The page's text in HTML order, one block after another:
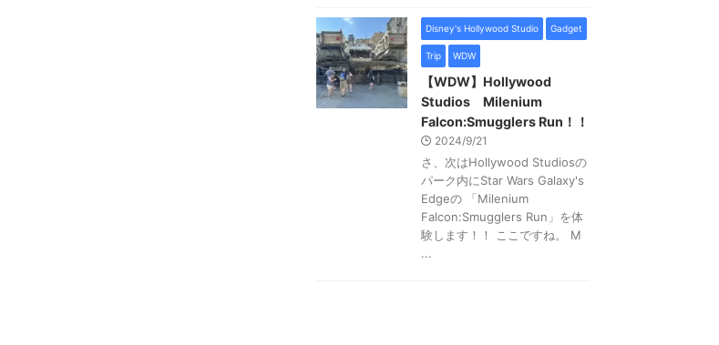
Disney's Hollywood Studio Gadget
Trip WDW
【WDW】Hollywood
Studios Milenium
Falcon:Smugglers Run！！
2024/9/21
さ、次はHollywood Studiosの
パーク内にStar Wars Galaxy's
Edgeの 「Milenium
Falcon:Smugglers Run」を体
験します！！ ここですね。 M
...